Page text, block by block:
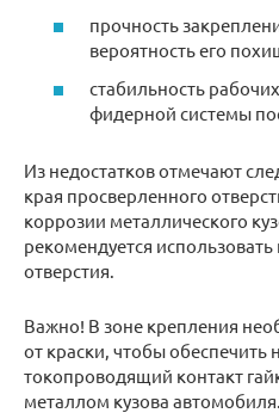
прочность
вероятность его
стабильность
фидерной системы
Из недостатков отмечают
края просверленного
коррозии металлического
рекомендуется
отверстия.
Важно! В зоне крепления
от краски, чтобы обеспечить
токопроводящий контакт
металлом кузова